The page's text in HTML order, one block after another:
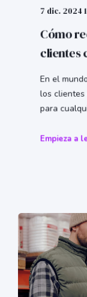
7 dic. 2024
Cómo
clientes
En el
los clientes
para
Empieza a